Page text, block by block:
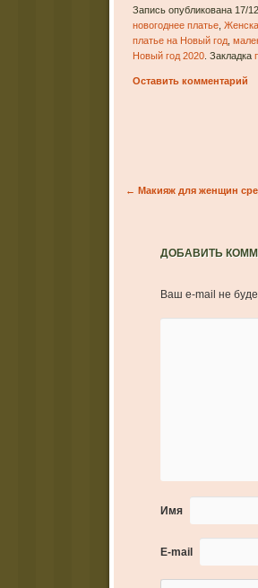
Запись опубликована 17/
новогоднее платье,
платье на Новый год,
Новый год 2020. Закладка
Оставить комментарий
Post navigation
← Макияж для женщин
ДОБАВИТЬ
Ваш e-mail не
Имя
E-mail